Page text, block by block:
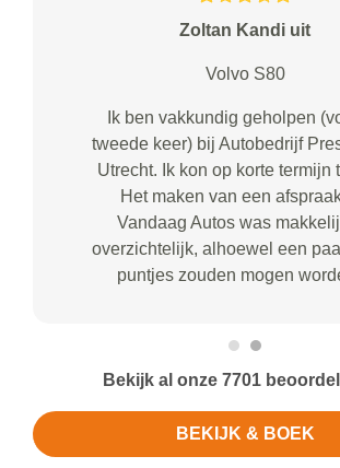
Zoltan Kandi uit
Volvo S80
Ik ben vakkundig geholpen
tweede keer) bij Autobedrijf
Utrecht. Ik kon op korte termijn
Het maken van een
Vandaag Autos was
overzichtelijk, alhoewel een
puntjes zouden mogen
Bekijk al onze 7701
BEKIJK & BOEK